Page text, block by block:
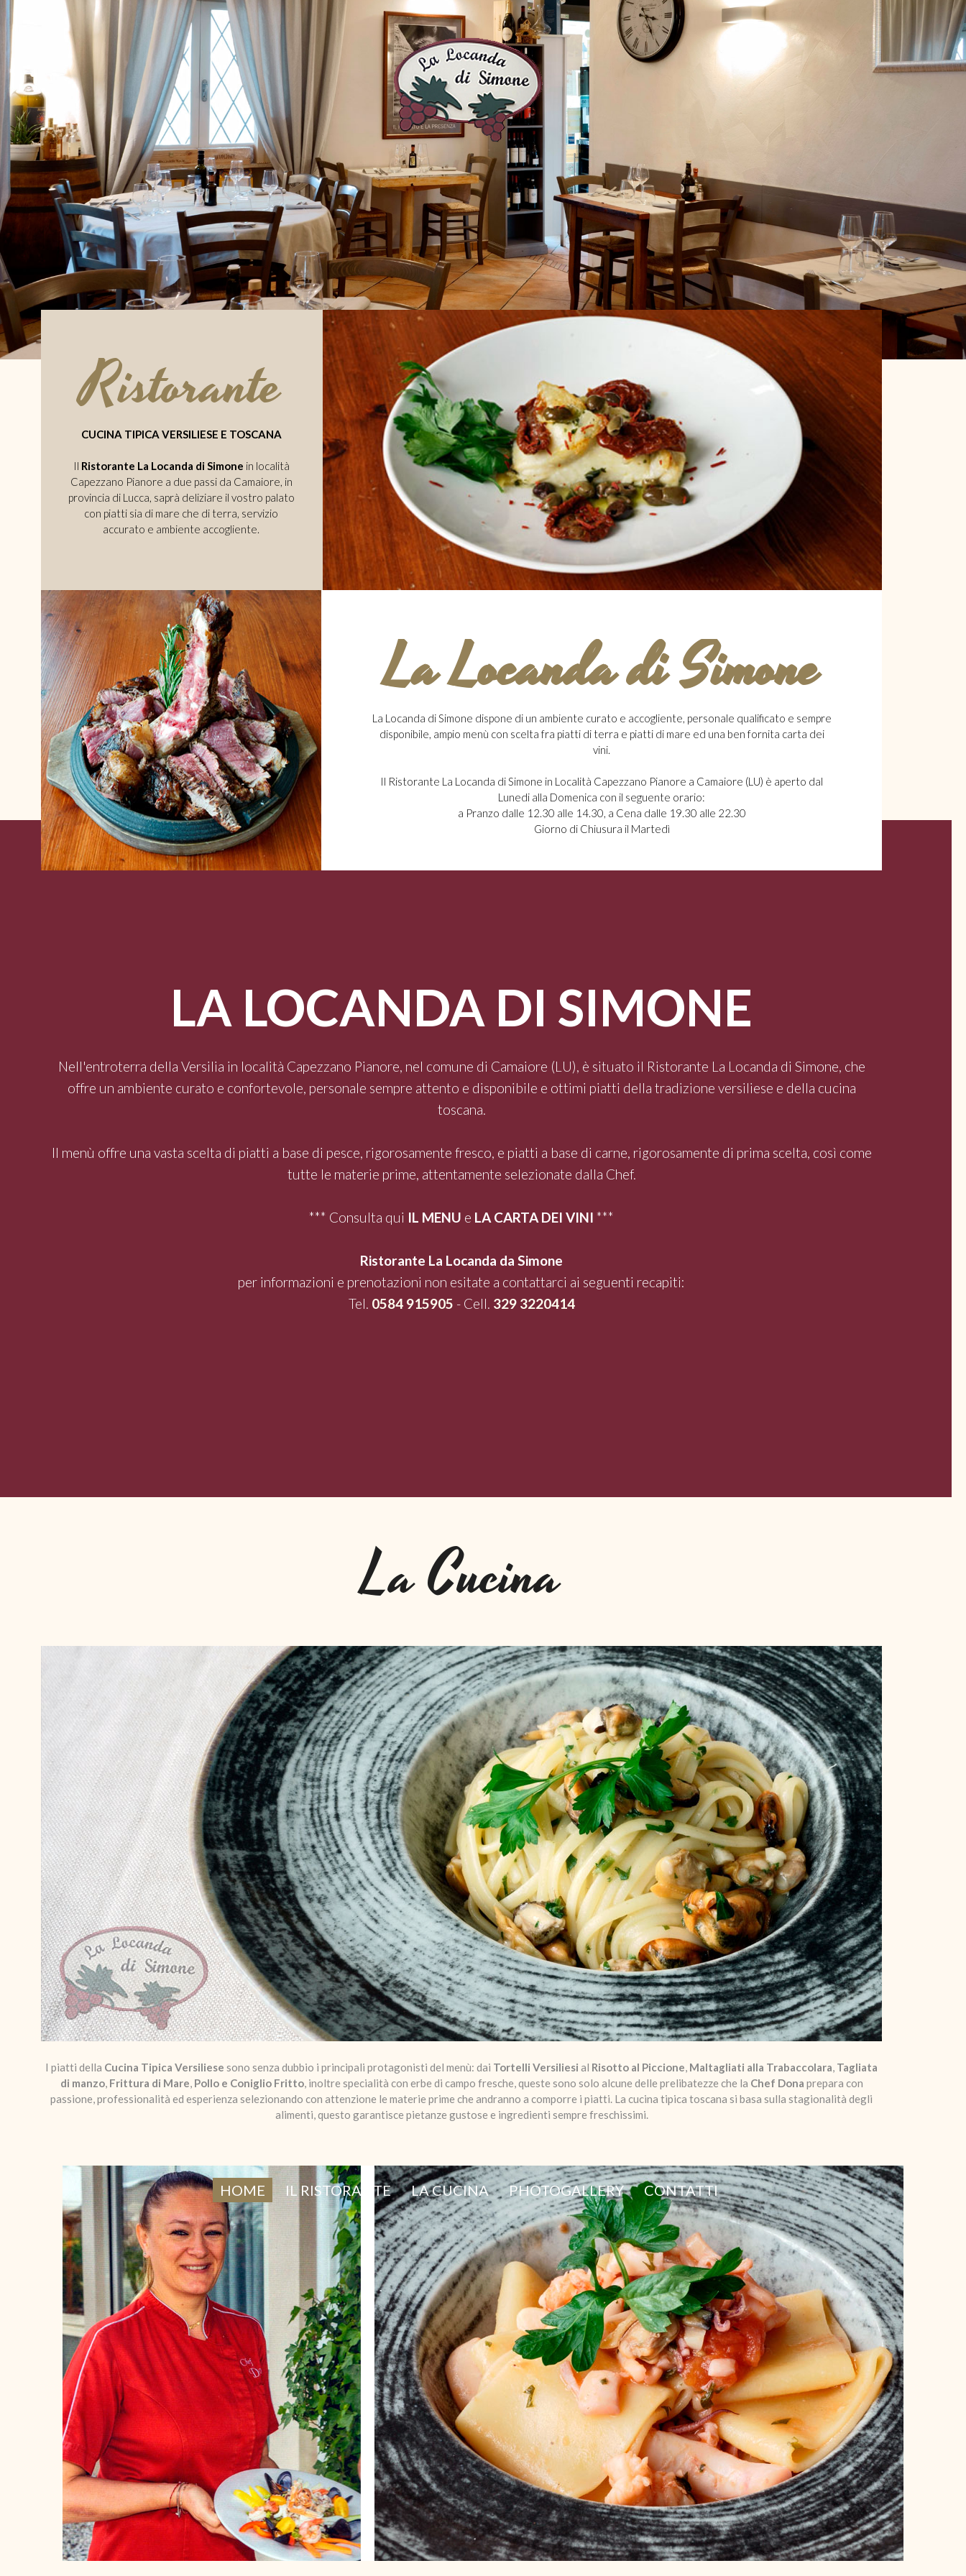
HOME IL RISTORANTE LA CUCINA PHOTOGALLERY CONTATTI
Ristorante
CUCINA TIPICA VERSILIESE E TOSCANA
Il Ristorante La Locanda di Simone in località
Capezzano Pianore a due passi da Camaiore, in
provincia di Lucca, saprà deliziare il vostro palato
con piatti sia di mare che di terra, servizio
accurato e ambiente accogliente.
La Locanda di Simone
La Locanda di Simone dispone di un ambiente curato e accogliente, personale qualificato e sempre
disponibile, ampio menù con scelta fra piatti di terra e piatti di mare ed una ben fornita carta dei
vini.
Il Ristorante La Locanda di Simone in Località Capezzano Pianore a Camaiore (LU) è aperto dal
Lunedi alla Domenica con il seguente orario:
a Pranzo dalle 12.30 alle 14.30, a Cena dalle 19.30 alle 22.30
Giorno di Chiusura il Martedì
LA LOCANDA DI SIMONE
Nell'entroterra della Versilia in località Capezzano Pianore, nel comune di Camaiore (LU), è situato il Ristorante La Locanda di Simone, che
offre un ambiente curato e confortevole, personale sempre attento e disponibile e ottimi piatti della tradizione versiliese e della cucina
toscana.
Il menù offre una vasta scelta di piatti a base di pesce, rigorosamente fresco, e piatti a base di carne, rigorosamente di prima scelta, così come
tutte le materie prime, attentamente selezionate dalla Chef.
*** Consulta qui IL MENU e LA CARTA DEI VINI ***
Ristorante La Locanda da Simone
per informazioni e prenotazioni non esitate a contattarci ai seguenti recapiti:
Tel. 0584 915905 - Cell. 329 3220414
La Cucina
I piatti della Cucina Tipica Versiliese sono senza dubbio i principali protagonisti del menù: dai Tortelli Versiliesi al Risotto al Piccione, Maltagliati alla Trabaccolara, Tagliata
di manzo, Frittura di Mare, Pollo e Coniglio Fritto, inoltre specialità con erbe di campo fresche, queste sono solo alcune delle prelibatezze che la Chef Dona prepara con
passione, professionalità ed esperienza selezionando con attenzione le materie prime che andranno a comporre i piatti. La cucina tipica toscana si basa sulla stagionalità degli
alimenti, questo garantisce pietanze gustose e ingredienti sempre freschissimi.